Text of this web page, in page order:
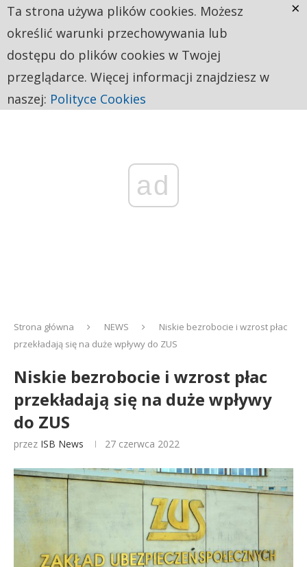
ad
Strona główna NEWS
Niskie bezrobocie i wzrost płac
przekładają się na duże wpływy do ZUS
Niskie bezrobocie i wzrost płac
przekładają się na duże wpływy
do ZUS
przez ISB News 27 czerwca 2022
Ta strona używa plików cookies. Możesz
określić warunki przechowywania lub
dostępu do plików cookies w Twojej
przeglądarce. Więcej informacji znajdziesz w
naszej: Polityce Cookies
×